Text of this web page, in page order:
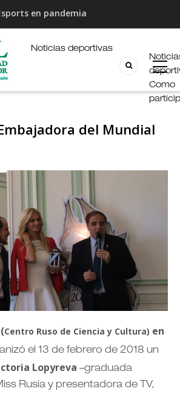
en pandemia
en los E-JUAR
Online
Como
Noticias deportivas
del Mundial
Centro Ruso de Ciencia y Cultura) en
el 13 de febrero de 2018 un
Lopyreva –graduada
Rusia y presentadora de TV,